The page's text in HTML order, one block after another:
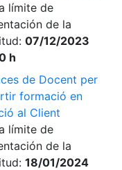
límite de
de la
07/12/2023
h
de Docent per
formació en
al Client
límite de
de la
18/01/2024